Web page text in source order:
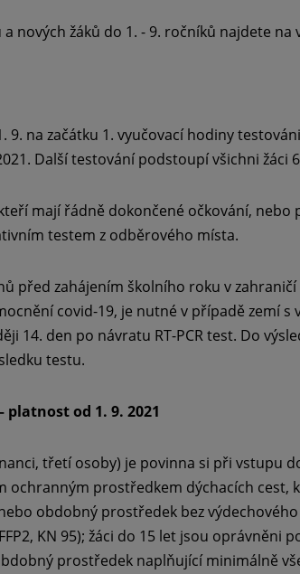
nových žáků do 1. - 9. ročníků najdete
9. na začátku 1. vyučovací hodiny
Další testování podstoupí všichni žáci
mají řádně dokončené očkování,
testem z odběrového místa.
před zahájením školního roku v
covid-19, je nutné v případě zemí
14. den po návratu RT-PCR test. Do
testu.
platnost od 1. 9. 2021
třetí osoby) je povinna si při vstupu
ochranným prostředkem dýchacích
obdobný prostředek bez
KN 95); žáci do 15 let jsou
prostředek naplňující minimálně